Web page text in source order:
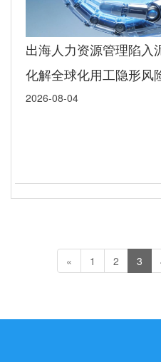
出海人力资源管理陷入
化解全球化用工隐形风
2026-08-04
« 1 2 3